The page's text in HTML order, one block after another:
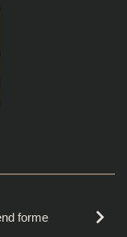
forme